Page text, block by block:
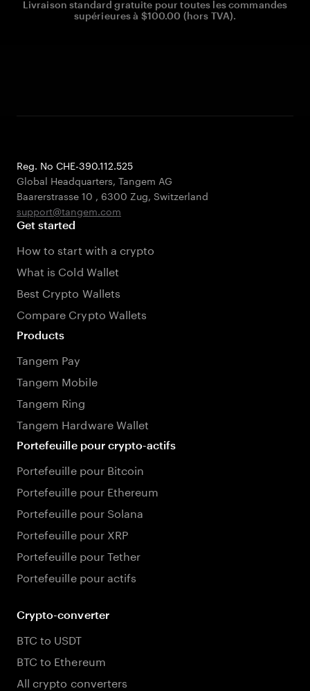
Livraison standard gratuite pour toutes les commandes
supérieures à $100.00 (hors TVA).
Reg. No CHE-390.112.525
Global Headquarters, Tangem AG
Baarerstrasse 10 , 6300 Zug, Switzerland
support@tangem.com
Get started
How to start with a crypto
What is Cold Wallet
Best Crypto Wallets
Compare Crypto Wallets
Products
Tangem Pay
Tangem Mobile
Tangem Ring
Tangem Hardware Wallet
Portefeuille pour crypto-actifs
Portefeuille pour Bitcoin
Portefeuille pour Ethereum
Portefeuille pour Solana
Portefeuille pour XRP
Portefeuille pour Tether
Portefeuille pour actifs
Crypto-converter
BTC to USDT
BTC to Ethereum
All crypto converters